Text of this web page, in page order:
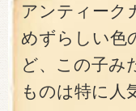
アンティーク
めずらしい色
ど、この子み
ものは特に人